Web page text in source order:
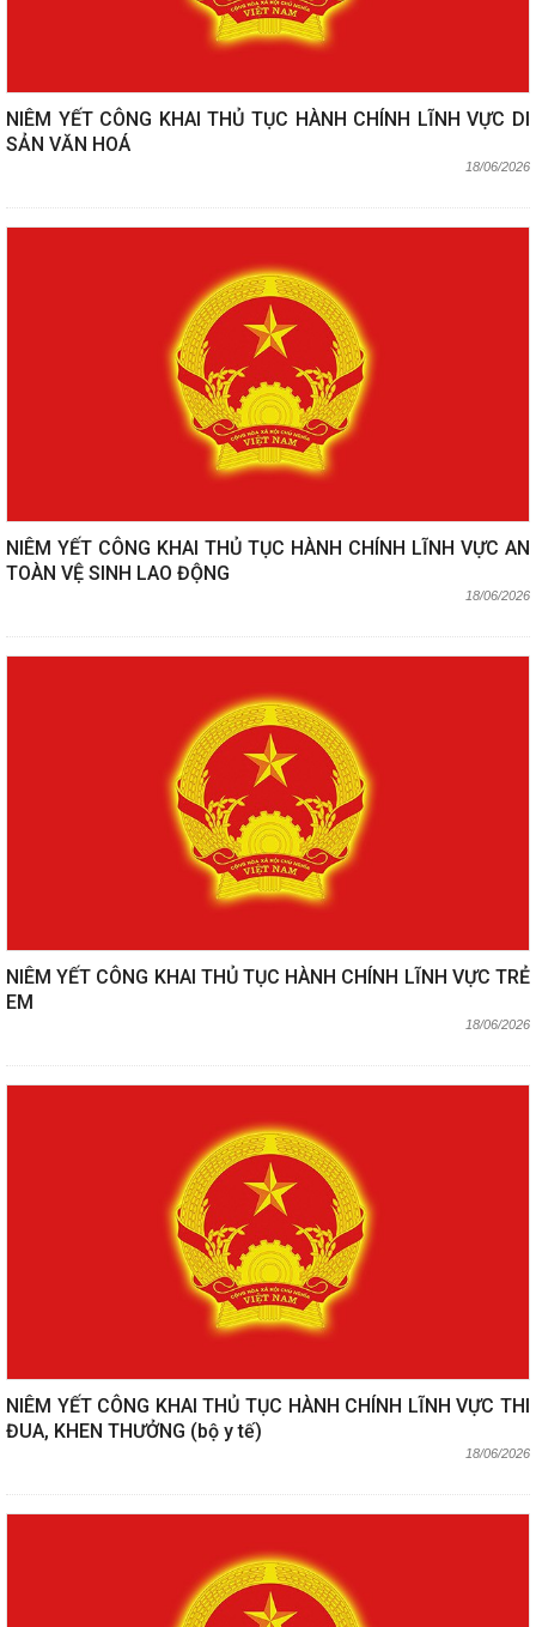
NIÊM YẾT CÔNG KHAI THỦ TỤC HÀNH CHÍNH LĨNH VỰC DI
SẢN VĂN HOÁ
18/06/2026
NIÊM YẾT CÔNG KHAI THỦ TỤC HÀNH CHÍNH LĨNH VỰC AN
TOÀN VỆ SINH LAO ĐỘNG
18/06/2026
NIÊM YẾT CÔNG KHAI THỦ TỤC HÀNH CHÍNH LĨNH VỰC TRẺ
EM
18/06/2026
NIÊM YẾT CÔNG KHAI THỦ TỤC HÀNH CHÍNH LĨNH VỰC THI
ĐUA, KHEN THƯỞNG (bộ y tế)
18/06/2026